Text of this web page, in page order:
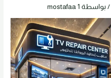
/ بواسطة mostafaa 1